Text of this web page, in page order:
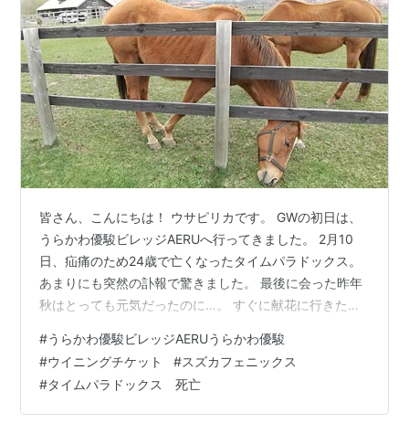
皆さん、こんにちは！ ウサピリカです。 GWの初日は、
うらかわ優駿ビレッジAERUへ行ってきました。 2月10
日、疝痛のため24歳で亡くなったタイムパラドックス。
あまりにも突然の訃報で驚きました。 最後に会った昨年
秋はとっても元気だったのに…。 すぐに献花に行きたか
る距離ではありません。 春が来るまで、じっと待ってい
ました。 厩舎に設けられた祭壇と記帳台。 本当は、亡く
なるなんて思っていなかったので、桜の咲く時期に会い
に来るつもりでいたんです。 桜は咲いたけど、タイムパ
#うらかわ優駿ビレッジAERUうらかわ優駿
#ウイニングチケット #スズカフェニックス
#タイムパラドックス 死亡